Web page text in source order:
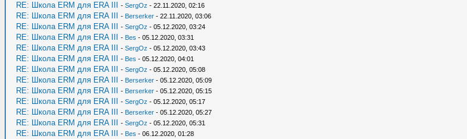
RE: Школа ERM для ERA III - SergOz - 22.11.2020, 02:16
RE: Школа ERM для ERA III - Berserker - 22.11.2020, 03:06
RE: Школа ERM для ERA III - SergOz - 05.12.2020, 03:24
RE: Школа ERM для ERA III - Bes - 05.12.2020, 03:31
RE: Школа ERM для ERA III - SergOz - 05.12.2020, 03:43
RE: Школа ERM для ERA III - Bes - 05.12.2020, 04:01
RE: Школа ERM для ERA III - SergOz - 05.12.2020, 05:08
RE: Школа ERM для ERA III - Berserker - 05.12.2020, 05:09
RE: Школа ERM для ERA III - Berserker - 05.12.2020, 05:15
RE: Школа ERM для ERA III - SergOz - 05.12.2020, 05:17
RE: Школа ERM для ERA III - Berserker - 05.12.2020, 05:27
RE: Школа ERM для ERA III - SergOz - 05.12.2020, 05:31
RE: Школа ERM для ERA III - Bes - 06.12.2020, 01:28